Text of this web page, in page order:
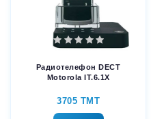
Радиотелефон DECT
Motorola IT.6.1X
3705 TMT